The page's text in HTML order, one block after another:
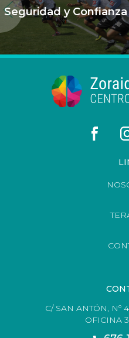
Seguridad y Confianza
C/ SAN ANTÓN, Nº
OFICINA